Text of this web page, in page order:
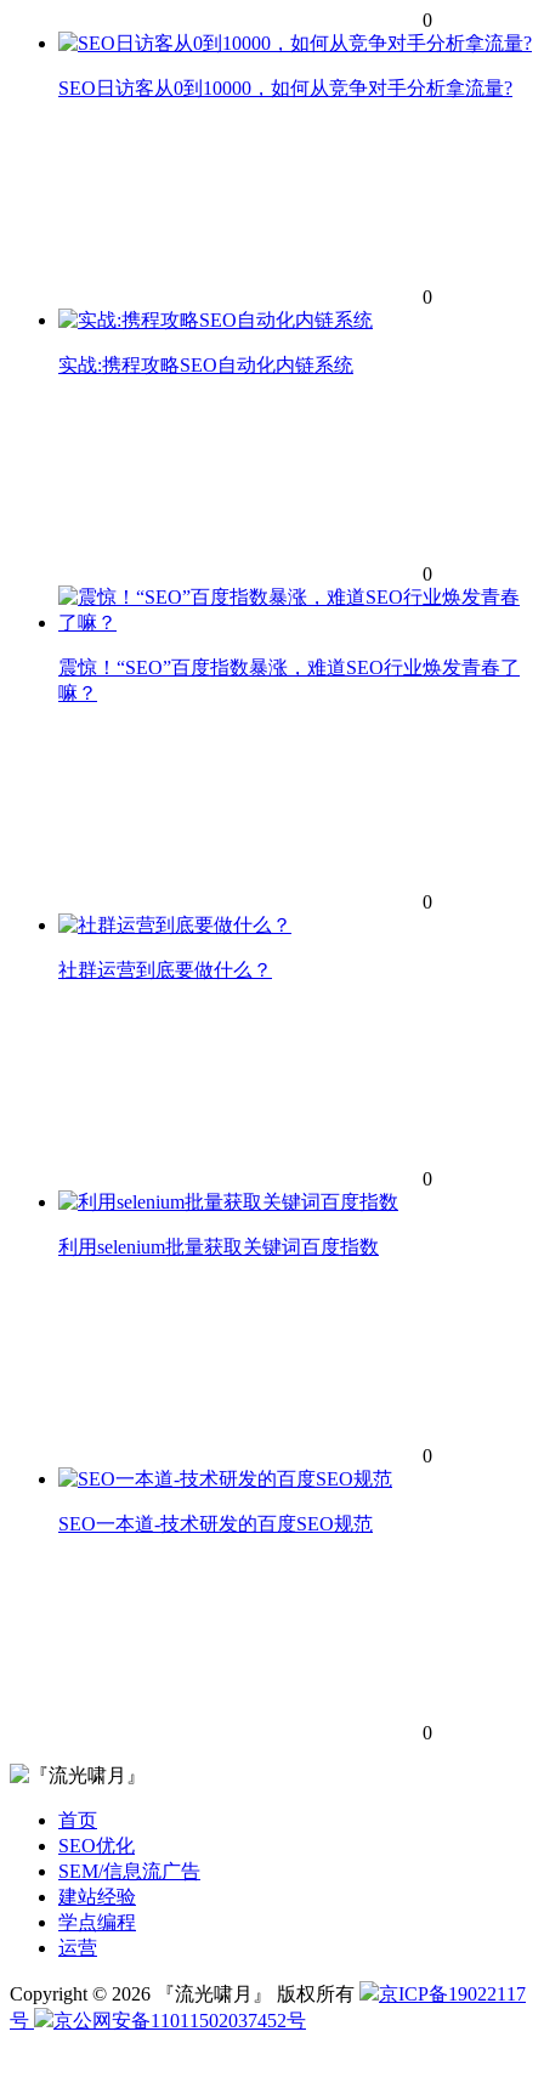
0
SEO日访客从0到10000，如何从竞争对手分析拿流量?
0
实战:携程攻略SEO自动化内链系统
0
震惊！“SEO”百度指数暴涨，难道SEO行业焕发青春了
嘛？
0
社群运营到底要做什么？
0
利用selenium批量获取关键词百度指数
0
SEO一本道-技术研发的百度SEO规范
0
首页
SEO优化
SEM/信息流广告
建站经验
学点编程
运营
Copyright © 2026 『流光啸月』 版权所有
京ICP备19022117
号
京公网安备11011502037452号